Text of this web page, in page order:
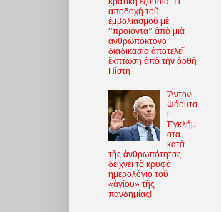
ἀποδοχὴ τοῦ
ἐμβολιασμοῦ μὲ
‘’προϊόντα’’ ἀπὸ μιὰ
ἀνθρωποκτόνο
διαδικασία ἀποτελεῖ
ἔκπτωση ἀπὸ τὴν ὀρθὴ
Πίστη
Ἄντονι
Φάουτσ
ι:
Ἐγκλήμ
ατα
κατὰ
τῆς ἀνθρωπότητας
δείχνει τὸ κρυφὸ
ἡμερολόγιο τοῦ
«ἁγίου» τῆς
πανδημίας!